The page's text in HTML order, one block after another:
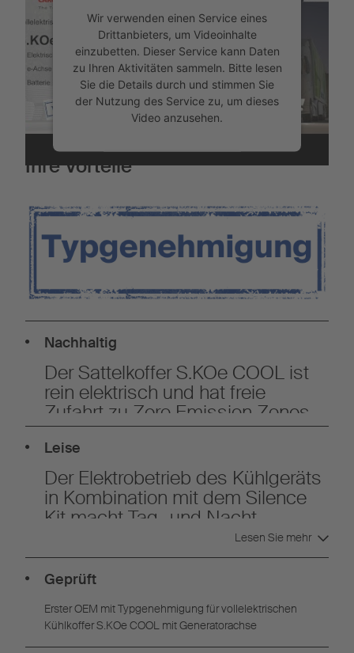
Wir verwenden einen Service eines
Drittanbieters, um Videoinhalte
einzubetten. Dieser Service kann Daten
zu Ihren Aktivitäten sammeln. Bitte lesen
Sie die Details durch und stimmen Sie
der Nutzung des Service zu, um dieses
Video anzusehen.
Mehr Informationen
Akzeptieren
Usercentrics Consent
Management
Ihre Vorteile
Nachhaltig
Der Sattelkoffer S.KOe COOL ist
rein elektrisch und hat freie
Zufahrt zu Zero Emission Zones
Leise
Der Elektrobetrieb des Kühlgeräts
in Kombination mit dem Silence
Kit macht Tag- und Nacht-
Lesen Sie mehr
Geprüft
Erster OEM mit Typgenehmigung für vollelektrischen
Kühlkoffer S.KOe COOL mit Generatorachse